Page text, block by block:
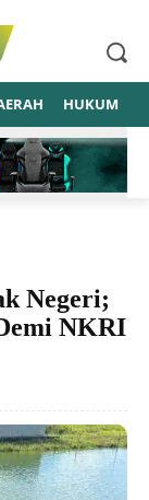
HUKUM
Negeri;
NKRI